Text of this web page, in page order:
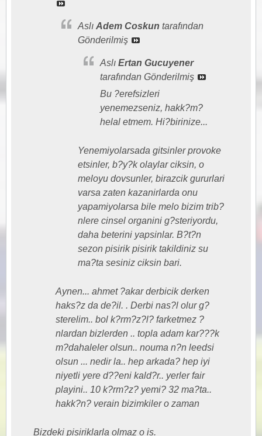
Aslı Adem Coskun tarafından
Gönderilmiş
Aslı Ertan Gucuyener
tarafından Gönderilmiş
Bu ?erefsizleri
yenemezseniz, hakk?m?
helal etmem. Hi?birinize...
Yenemiyolarsada gitsinler provoke
etsinler, b?y?k olaylar ciksin, o
meloyu dovsunler, birazcik gururlari
varsa zaten kazanirlarda onu
yapamiyolarsa bile melo bizim trib?
nlere cinsel organini g?steriyordu,
daha beterini yapsinlar. B?t?n
sezon pisirik pisirik takildiniz su
ma?ta sesiniz ciksin bari.
Aynen... ahmet ?akar derbicik derken
haks?z da de?il. . Derbi nas?l olur g?
sterelim.. bol k?rm?z?l? farketmez ?
nlardan bizlerden .. topla adam kar???k
m?dahaleler olsun.. nouma n?n leedsi
olsun ... nedir la.. hep arkada? hep iyi
niyetli yere d??eni kald?r.. yerler fair
playini.. 10 k?rm?z? yemi? 32 ma?ta..
hakk?n? verain bizimkiler o zaman
Bizdeki pisiriklarla olmaz o is.